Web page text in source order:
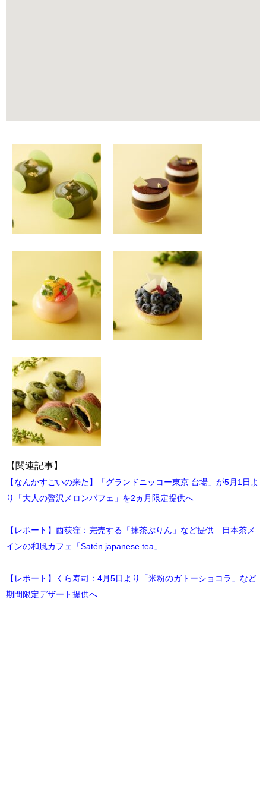
【関連記事】
【なんかすごいの来た】「グランドニッコー東京 台場」が5月1日よ
り「大人の贅沢メロンパフェ」を2ヵ月限定提供へ
【レポート】西荻窪：完売する「抹茶ぷりん」など提供 日本茶メ
インの和風カフェ「Satén japanese tea」
【レポート】くら寿司：4月5日より「米粉のガトーショコラ」など
期間限定デザート提供へ